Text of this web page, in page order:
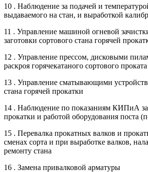
10 . Наблюдение за подачей и
выдаваемого на стан, и выработкой
11 . Управление машиной огневой
заготовки сортового стана горячей
12 . Управление прессом, дисковыми
раскроя горячекатаного сортового проката
13 . Управление сматывающими
стана горячей прокатки
14 . Наблюдение по показаниям КИПиА
прокатки и работой оборудования поста
15 . Перевалка прокатных валков и
сменах сорта и при выработке валков,
ремонту стана
16 . Замена привалковой арматуры